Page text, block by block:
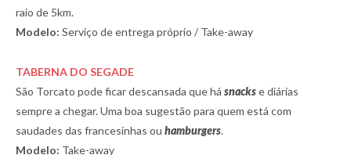
raio de 5km.
Modelo: Serviço de entrega próprio / Take-away
TABERNA DO SEGADE
São Torcato pode ficar descansada que há snackse diárias
sempre a chegar. Uma boa sugestão para quem está com
saudades das francesinhas ou hamburgers.
Modelo: Take-away